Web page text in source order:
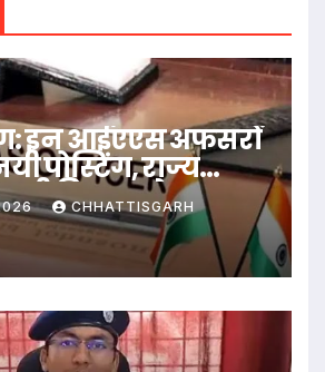
इन आईएएस अफसरों
पोस्टिंग, राज्य
किया आदेश
CHHATTISGARH